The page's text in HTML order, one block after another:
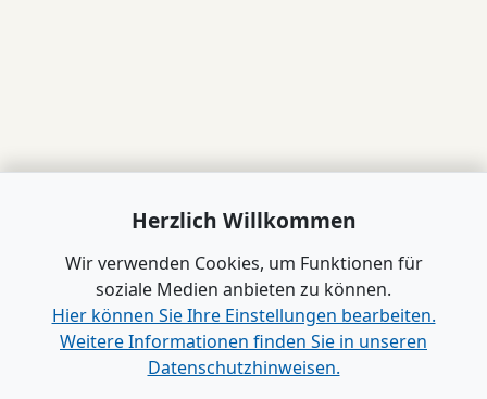
Herzlich Willkommen
Wir verwenden Cookies, um Funktionen für
soziale Medien anbieten zu können.
Hier können Sie Ihre Einstellungen bearbeiten.
Weitere Informationen finden Sie in unseren
Datenschutzhinweisen.